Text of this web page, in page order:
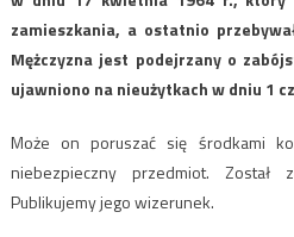
zamieszkania, a ostatnio
Mężczyzna jest podejrzany o
ujawniono na nieużytkach w dniu 1
Może on poruszać się środkami
niebezpieczny przedmiot.
Publikujemy jego wizerunek.